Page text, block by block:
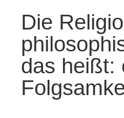
Die
das heißt: